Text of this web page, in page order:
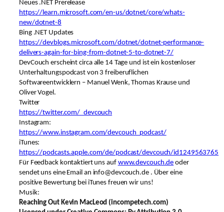
Neues .NET Prerelease
https://learn.microsoft.com/en-us/dotnet/core/whats-
new/dotnet-8
Bing .NET Updates
https://devblogs.microsoft.com/dotnet/dotnet-performance-
delivers-again-for-bing-from-dotnet-5-to-dotnet-7/
DevCouch erscheint circa alle 14 Tage und ist ein kostenloser
Unterhaltungspodcast von 3 freiberuflichen
Softwareentwicklern – Manuel Wenk, Thomas Krause und
Oliver Vogel.
Twitter
https://twitter.com/_devcouch
Instagram:
https://www.instagram.com/devcouch_podcast/
iTunes:
https://podcasts.apple.com/de/podcast/devcouch/id1249563765
Für Feedback kontaktiert uns auf www.devcouch.de oder
sendet uns eine Email an info@devcouch.de . Über eine
positive Bewertung bei iTunes freuen wir uns!
Musik:
Reaching Out Kevin MacLeod (incompetech.com)